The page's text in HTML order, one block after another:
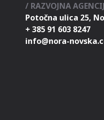
/ RAZVOJNA
Potočna ulica 25,
+ 385 91 603 8247